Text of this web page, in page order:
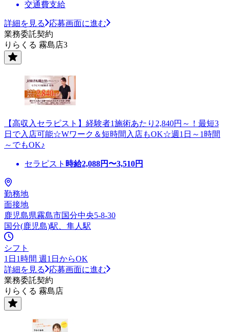
交通費支給
詳細を見る
応募画面に進む
業務委託契約
りらくる 霧島店3
【高収入セラピスト】経験者1施術あたり2,840円～！最短3
日で入店可能☆Wワーク＆短時間入店もOK☆週1日～1時間
～でもOK♪
セラピスト 時給2,088円〜3,510円
勤務地
面接地
鹿児島県霧島市国分中央5-8-30
国分(鹿児島)駅、隼人駅
シフト
1日1時間 週1日からOK
詳細を見る
応募画面に進む
業務委託契約
りらくる 霧島店